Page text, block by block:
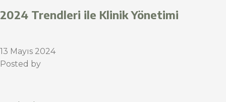
2024 Trendleri ile Klinik Yönetimi
13 Mayıs 2024
Posted by